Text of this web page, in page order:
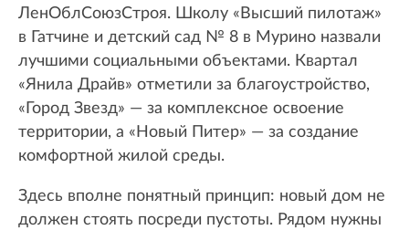
ЛенОблСоюзСтроя. Школу «Высший пилотаж»
в Гатчине и детский сад № 8 в Мурино назвали
лучшими социальными объектами. Квартал
«Янила Драйв» отметили за благоустройство,
«Город Звезд» — за комплексное освоение
территории, а «Новый Питер» — за создание
комфортной жилой среды.
Здесь вполне понятный принцип: новый дом не
должен стоять посреди пустоты. Рядом нужны